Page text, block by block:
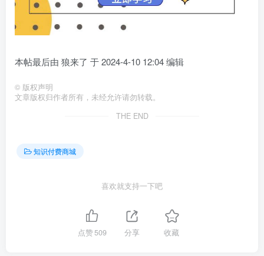
本帖最后由 狼来了 于 2024-4-10 12:04 编辑
© 版权声明
文章版权归作者所有，未经允许请勿转载。
THE END
知识付费商城
喜欢就支持一下吧
点赞509 分享 收藏